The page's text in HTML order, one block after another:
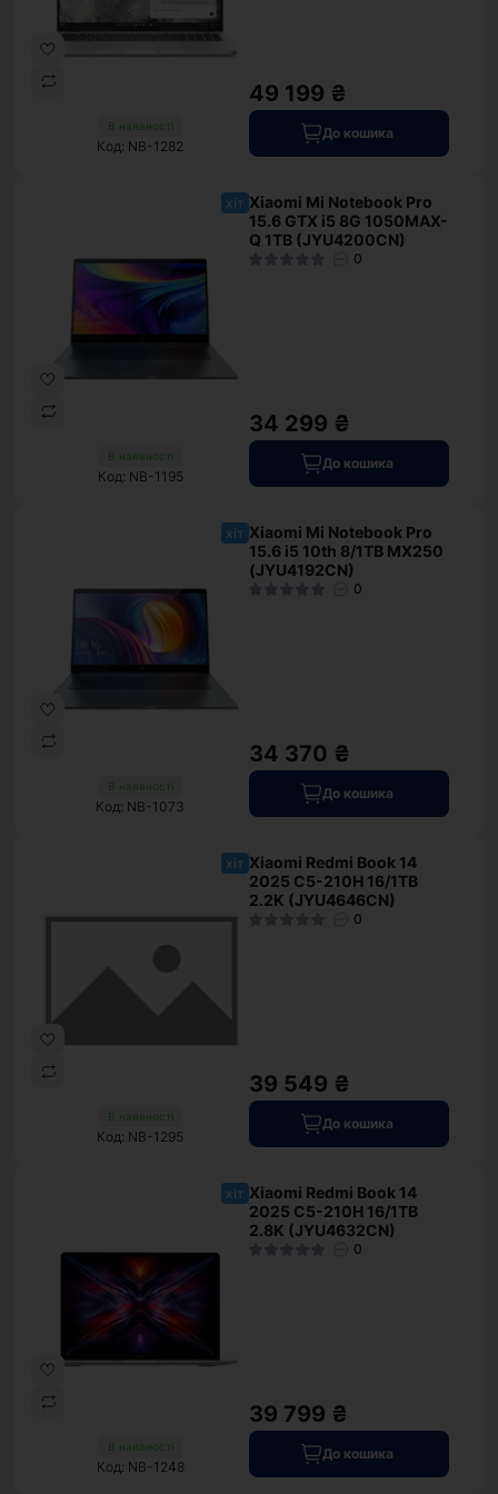
В наявності
Код: NB-1282
49 199 ₴
До кошика
хіт
В наявності
Код: NB-1195
Xiaomi Mi Notebook Pro
15.6 GTX i5 8G 1050MAX-
Q 1TB (JYU4200CN)
0
34 299 ₴
До кошика
хіт
В наявності
Код: NB-1073
Xiaomi Mi Notebook Pro
15.6 i5 10th 8/1TB MX250
(JYU4192CN)
0
34 370 ₴
До кошика
хіт
В наявності
Код: NB-1295
Xiaomi Redmi Book 14
2025 C5-210H 16/1TB
2.2K (JYU4646CN)
0
39 549 ₴
До кошика
хіт
В наявності
Код: NB-1248
Xiaomi Redmi Book 14
2025 C5-210H 16/1TB
2.8K (JYU4632CN)
0
39 799 ₴
До кошика